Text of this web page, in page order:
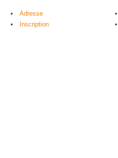
Adresse
Inscription